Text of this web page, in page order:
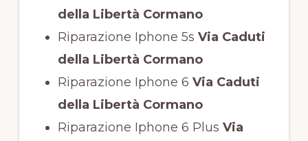
della Libertà Cormano
Riparazione Iphone 5s Via Caduti
della Libertà Cormano
Riparazione Iphone 6 Via Caduti
della Libertà Cormano
Riparazione Iphone 6 Plus Via